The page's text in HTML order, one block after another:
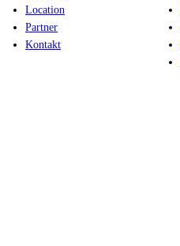
Location
Partner
Kontakt